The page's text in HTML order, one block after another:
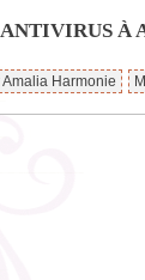
À
Amalia Harmonie